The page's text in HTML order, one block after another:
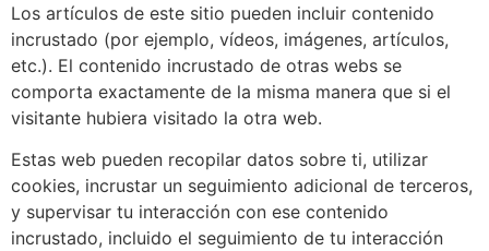
Los artículos de este sitio pueden incluir contenido
incrustado (por ejemplo, vídeos, imágenes, artículos,
etc.). El contenido incrustado de otras webs se
comporta exactamente de la misma manera que si el
visitante hubiera visitado la otra web.
Estas web pueden recopilar datos sobre ti, utilizar
cookies, incrustar un seguimiento adicional de terceros,
y supervisar tu interacción con ese contenido
incrustado, incluido el seguimiento de tu interacción